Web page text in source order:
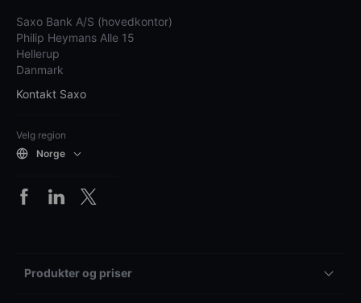
Saxo Bank A/S (hovedkontor)
Philip Heymans Alle 15
Hellerup
Danmark
Kontakt Saxo
Velg region
Norge
Produkter og priser